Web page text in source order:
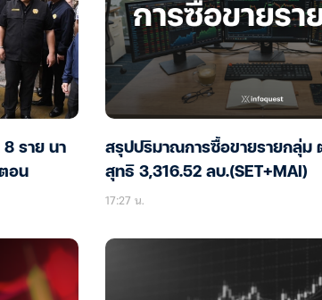
ราย นา
อน
สรุปปริมาณการซื้อขายรายกลุ่ม
สุทธิ 3,316.52 ลบ.(SET+MAI)
17:27 น.